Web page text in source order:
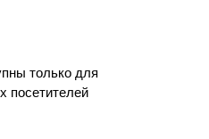
только для
посетителей